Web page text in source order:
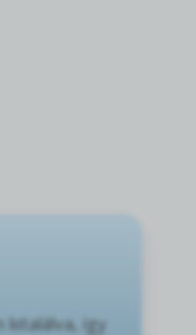
kitalálva, így